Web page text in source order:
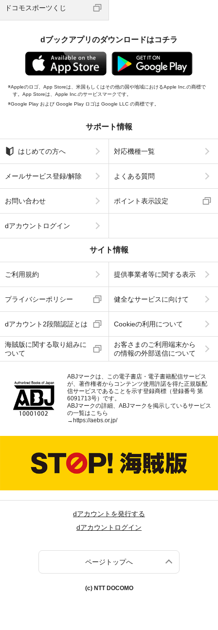
ドコモスポーツくじ
dブックアプリのダウンロードはコチラ
Appleのロゴ、App Storeは、米国もしくはその他の国や地域におけるApple Inc.の商標で
す。App Storeは、Apple Inc.のサービスマークです。
Google Play および Google Play ロゴは Google LLC の商標です。
サポート情報
はじめての方へ 対応機種一覧
メールサービス登録/解除 よくある質問
お問い合わせ ポイント表示設定
dアカウントログイン
サイト情報
ご利用規約 提供事業者等に関する表示
プライバシーポリシー 健全なサービスに向けて
dアカウント2段階認証とは Cookieの利用について
海賊版に関する取り組みに
ついて
お客さまのご利用端末から
の情報の外部送信について
ABJマークは、この電子書店・電子書籍配信サービス
が、著作権者からコンテンツ使用許諾を得た正規版配
信サービスであることを示す登録商標（登録番号 第
6091713号）です。
ABJマークの詳細、ABJマークを掲示しているサービス
の一覧はこちら
→https://aebs.or.jp/
dアカウントを発行する
dアカウントログイン
ページトップへ
(c) NTT DOCOMO